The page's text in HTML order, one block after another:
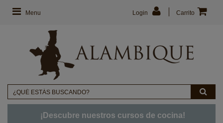
Menu Carrito
Login
¡Descubre nuestros cursos de cocina!